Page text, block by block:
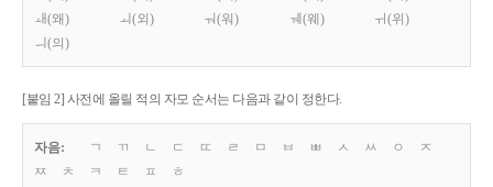
ㅙ(왜)
ㅚ(외) ㅝ(워) ㅞ(웨)
ㅟ(위)
ㅢ(의)
[붙임 2] 사전에 올릴 적의 자모 순서는 다음과 같이 정한다.
자음: ㄱ ㄲ ㄴ ㄷ ㄸ ㄹ ㅁ ㅂ ㅃ ㅅ ㅆ ㅇ
ㅈ
ㅉ
ㅊ ㅋ ㅌ ㅍ
ㅎ